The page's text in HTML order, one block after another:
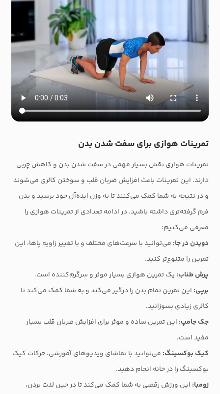
تمرینات هوازی برای سفت شدن بدن
تمرینات هوازی نقش بسیار مهمی در سفت شدن بدن و کاهش چربی
دارند. این تمرینات باعث افزایش ضربان قلب و سوختن کالری می‌شوند
و در نتیجه به شما کمک می‌کنند تا به وزن ایده‌آل خود برسید و بدن
فرم گرفته‌تری داشته باشید. در ادامه تعدادی از تمرینات هوازی را
معرفی می‌کنیم:
دویدن در جا: می‌توانید با سرعت‌های مختلف و با تغییر زاویه پاها، این
تمرین را متنوع‌تر کنید.
پرش طناب: یک تمرین هوازی بسیار موثر و سرگرم‌کننده است.
برپی: این تمرین تمام بدن را درگیر می‌کند و به شما کمک می‌کند تا
کالری زیادی بسوزانید.
جک جامپ: این تمرین ساده و موثر برای افزایش ضربان قلب بسیار
مفید است.
کیک بوکسینگ: می‌توانید با تماشای ویدیوهای آموزشی، حرکات کیک
بوکسینگ را در خانه انجام دهید.
زومبا: این ورزش رقصی به شما کمک می‌کند تا در حین لذت بردن،